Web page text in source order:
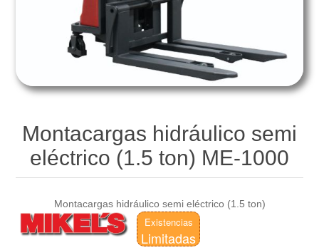
Equipos para Soldar
Maletas para Herramientas
Cables y Candados de Seguridad
Bombas de Aire
Gatos de Uña
Gatos Mecánicos de Escalera
Pistones Hidráulicos
Mesas Elevadoras
Patines Hidráulicos / Transpaletas
Montacargas Hidráulicos
Montacargas Semi-Eléctricos
Embellecimiento Automotriz
Productos para Limpieza Automotriz
Aromatizantes
Montacargas hidráulico semi
eléctrico (1.5 ton) ME-1000
Montacargas hidráulico semi eléctrico (1.5 ton)
Existencias
Limitadas